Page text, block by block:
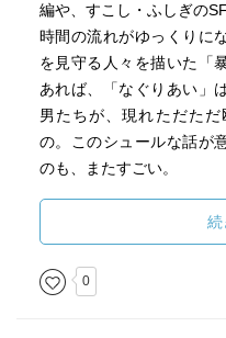
編や、すこし・ふしぎの
時間の流れがゆっくりに
を見守る人々を描いた「
あれば、「なぐりあい」
男たちが、現れただた
の。このシュールな話が
のも、またすごい。
の日常の場面が一気に不
してしまうのも好き。
「見果てぬ風」は冒険者
続
0